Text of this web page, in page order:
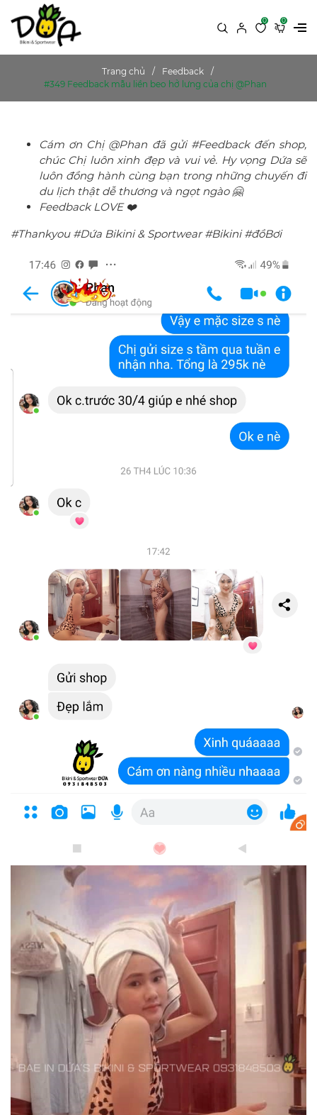
0 0
Trang chủ
Feedback
#349 Feedback mẫu liền beo hở lưng của chị @Phan
Cám ơn Chị @Phan đã gửi #Feedback đến shop,
chúc Chị luôn xinh đẹp và vui vẻ. Hy vọng Dứa sẽ
luôn đồng hành cùng bạn trong những chuyến đi
du lịch thật dễ thương và ngọt ngào 🤗
Feedback LOVE ❤️
#Thankyou #Dứa Bikini & Sportwear #Bikini #đồBơi